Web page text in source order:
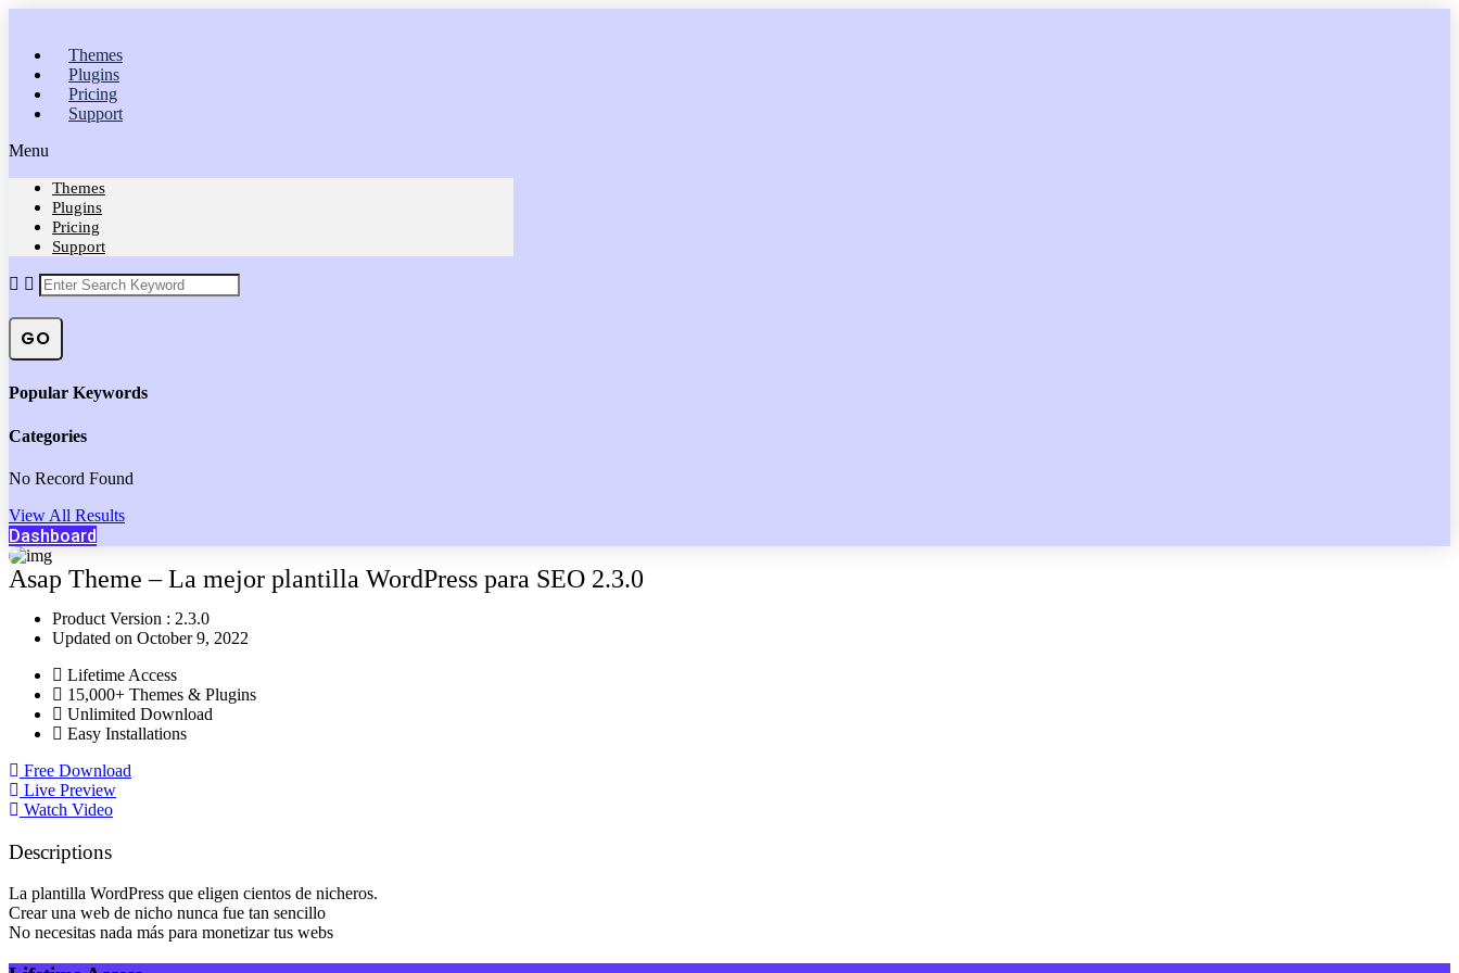
Themes
Plugins
Pricing
Support
Menu
Themes
Plugins
Pricing
Support
GO
Popular Keywords
Categories
No Record Found
View All Results
Dashboard
Asap Theme – La mejor plantilla WordPress para SEO 2.3.0
Product Version : 2.3.0
Updated on October 9, 2022
Lifetime Access
15,000+ Themes & Plugins
Unlimited Download
Easy Installations
Free Download
Live Preview
Watch Video
Descriptions
La plantilla WordPress que eligen cientos de nicheros.
Crear una web de nicho nunca fue tan sencillo
No necesitas nada más para monetizar tus webs